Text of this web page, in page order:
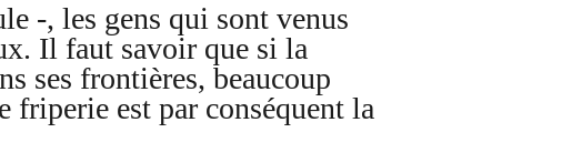
-, les gens qui sont venus
Il faut savoir que si la
ses frontières, beaucoup
friperie est par conséquent la